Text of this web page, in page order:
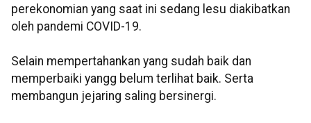
perekonomian yang saat ini sedang lesu diakibatkan
oleh pandemi COVID-19.
Selain mempertahankan yang sudah baik dan
memperbaiki yangg belum terlihat baik. Serta
membangun jejaring saling bersinergi.